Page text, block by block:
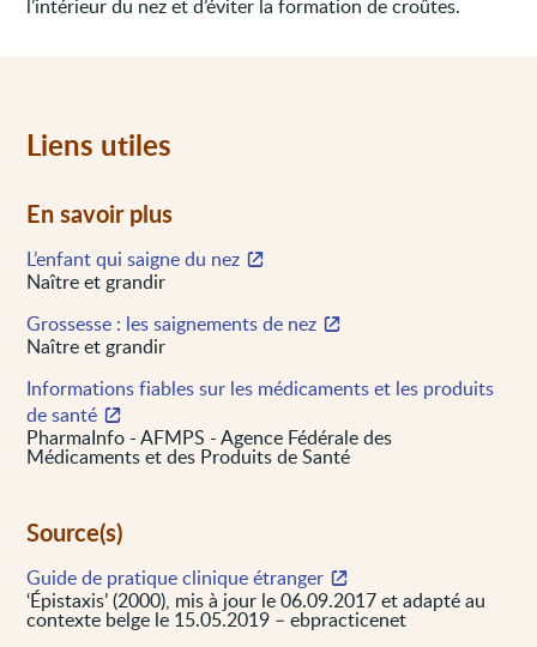
l’intérieur du nez et d’éviter la formation de croûtes.
Liens utiles
En savoir plus
L’enfant qui saigne du nez
Naître et grandir
Grossesse : les saignements de nez
Naître et grandir
Informations fiables sur les médicaments et les produits
de santé
PharmaInfo - AFMPS - Agence Fédérale des
Médicaments et des Produits de Santé
Source(s)
Guide de pratique clinique étranger
‘Épistaxis’ (2000), mis à jour le 06.09.2017 et adapté au
contexte belge le 15.05.2019 – ebpracticenet